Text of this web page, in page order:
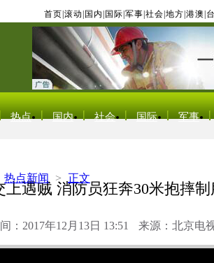
首页 滚动 国内 国际 军事 社会 地方 港澳
热点 国内 社会 国际 军事
热点新闻 > 正文
上遇贼 消防员狂奔30米抱摔制
：2017年12月13日 13:51 来源：北京电